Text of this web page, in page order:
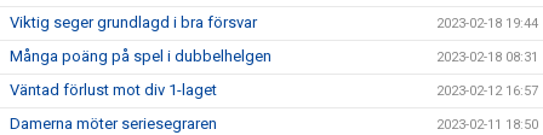
Viktig seger grundlagd i bra försvar 2023-02-18 19:44
Många poäng på spel i dubbelhelgen 2023-02-18 08:31
Väntad förlust mot div 1-laget 2023-02-12 16:57
Damerna möter seriesegraren 2023-02-11 18:50